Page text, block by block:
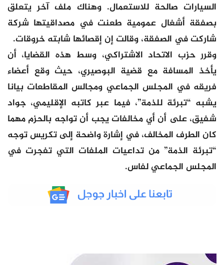
السيارات صالحة للاستعمال. وهناك ملف آخر يتعلق
بصفقة أشغال عمومية طعنت في مصداقيتها شركة
شاركت في الصفقة، وقالت إن إقصائها شابته خروقات.
وقرر حزب الاتحاد الاشتراكي، وسط هذه القضايا، أن
يأخذ المسافة مع قضية البوصيري، حيث وقع أعضاء
فريقه في المجلس الجماعي ومجالس المقاطعات بيانا
يشبه “تبرئة للذمة”، فيما عبر كاتبه الإقليمي، جواد
شفيق، على أن أي مخالفات يجب أن تواجه بالحزم مهما
كان الطرف المخالف، في إشارة واضحة إلى تكريس توجه
“تبرئة الذمة” من تداعيات الملفات التي تفجرت في
المجلس الجماعي لفاس.